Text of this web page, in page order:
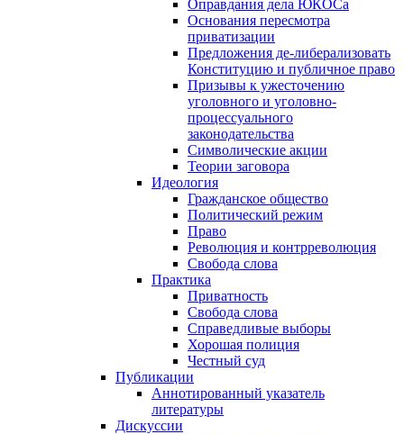
Оправдания дела ЮКОСа
Основания пересмотра
приватизации
Предложения де-либерализовать
Конституцию и публичное право
Призывы к ужесточению
уголовного и уголовно-
процессуального
законодательства
Символические акции
Теории заговора
Идеология
Гражданское общество
Политический режим
Право
Революция и контрреволюция
Свобода слова
Практика
Приватность
Свобода слова
Справедливые выборы
Хорошая полиция
Честный суд
Публикации
Аннотированный указатель
литературы
Дискуссии